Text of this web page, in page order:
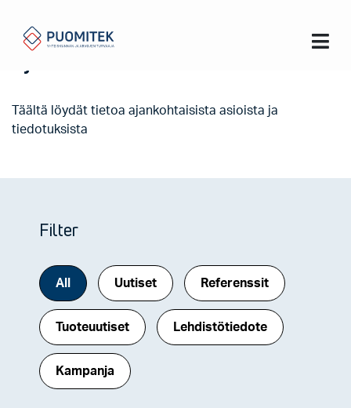
Täältä löydät tietoa ajankohtaisista asioista ja
tiedotuksista
Filter
All Uutiset Referenssit
Tuoteuutiset Lehdistötiedote
Kampanja